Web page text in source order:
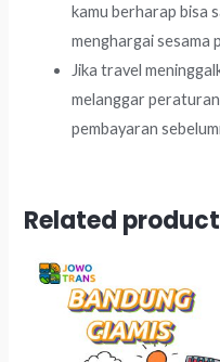
kamu berharap bisa
menghargai sesama
Jika travel
melanggar
pembayaran
Related